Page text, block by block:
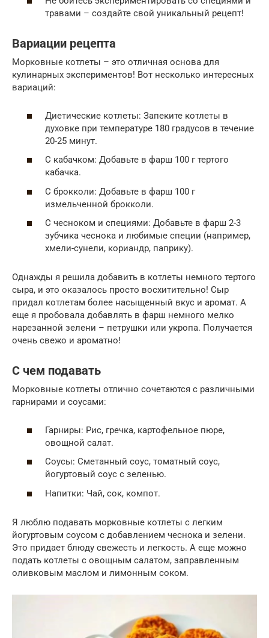
травами – создайте свой уникальный рецепт!
Вариации рецепта
Морковные котлеты – это отличная основа для
кулинарных экспериментов! Вот несколько интересных
вариаций:
Диетические котлеты: Запеките котлеты в
духовке при температуре 180 градусов в течение
20-25 минут.
С кабачком: Добавьте в фарш 100 г тертого
кабачка.
С брокколи: Добавьте в фарш 100 г
измельченной брокколи.
С чесноком и специями: Добавьте в фарш 2-3
зубчика чеснока и любимые специи (например,
хмели-сунели, кориандр, паприку).
Однажды я решила добавить в котлеты немного тертого
сыра, и это оказалось просто восхитительно! Сыр
придал котлетам более насыщенный вкус и аромат. А
еще я пробовала добавлять в фарш немного мелко
нарезанной зелени – петрушки или укропа. Получается
очень свежо и ароматно!
С чем подавать
Морковные котлеты отлично сочетаются с различными
гарнирами и соусами:
Гарниры: Рис, гречка, картофельное пюре,
овощной салат.
Соусы: Сметанный соус, томатный соус,
йогуртовый соус с зеленью.
Напитки: Чай, сок, компот.
Я люблю подавать морковные котлеты с легким
йогуртовым соусом с добавлением чеснока и зелени.
Это придает блюду свежесть и легкость. А еще можно
подать котлеты с овощным салатом, заправленным
оливковым маслом и лимонным соком.